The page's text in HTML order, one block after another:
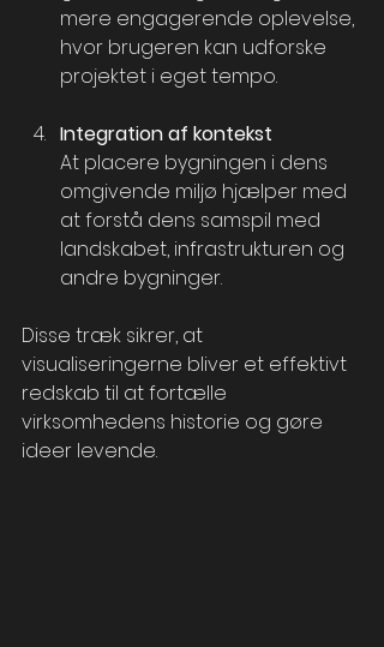
mere engagerende oplevelse,
hvor brugeren kan udforske
projektet i eget tempo.
Integration af kontekst
At placere bygningen i dens
omgivende miljø hjælper med
at forstå dens samspil med
landskabet, infrastrukturen og
andre bygninger.
Disse træk sikrer, at
visualiseringerne bliver et effektivt
redskab til at fortælle
virksomhedens historie og gøre
ideer levende.